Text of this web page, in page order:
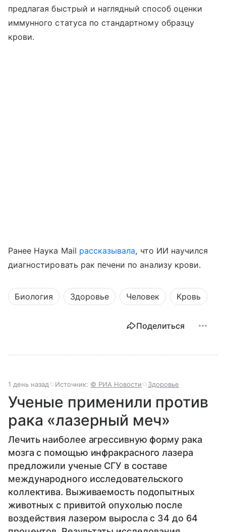
предлагая быстрый и наглядный способ оценки
иммунного статуса по стандартному образцу
крови.
Ранее Наука Mail рассказывала, что ИИ научился
диагностировать рак печени по анализу крови.
Биология Здоровье Человек Кровь
Поделиться
1 день назад Источник: © РИА Новости Здоровье
Ученые применили против
рака «лазерный меч»
Лечить наиболее агрессивную форму рака
мозга с помощью инфракрасного лазера
предложили ученые СГУ в составе
международного исследовательского
коллектива. Выживаемость подопытных
животных с привитой опухолью после
воздействия лазером выросла с 34 до 64